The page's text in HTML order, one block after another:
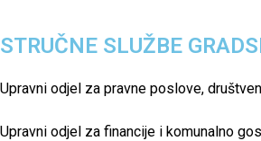
STRUČNE SLUŽBE
Upravni odjel za pravne poslove,
Upravni odjel za financije i komunalno